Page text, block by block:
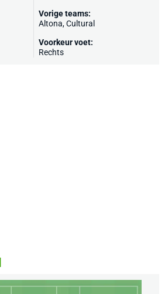
Vorige teams:
Altona,Cultural
Voorkeur voet:
Rechts